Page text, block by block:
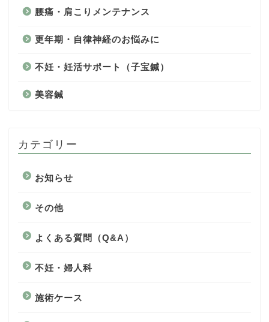
腰痛・肩こりメンテナンス
更年期・自律神経のお悩みに
不妊・妊活サポート（子宝鍼）
美容鍼
カテゴリー
お知らせ
その他
よくある質問（Q&A）
不妊・婦人科
施術ケース